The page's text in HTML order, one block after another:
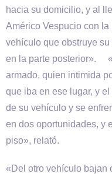
hacia su domicilio, y al
Américo Vespucio con
vehículo que obstruye
en la parte posterior».
armado, quien intimida
que iba en ese lugar, y
de su vehículo y se
en dos oportunidades, y
piso», relató.
«Del otro vehículo bajan